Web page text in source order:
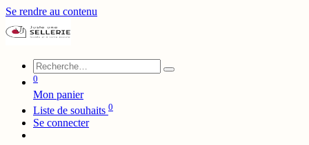
Se rendre au contenu
0
Mon panier
Liste de souhaits 0
Se connecter